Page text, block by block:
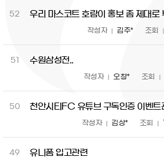
52 우리 마스코트 호람이 홍보 좀 제대로
조회
작성자 김주*
51 수원삼성전..
조회
작성자 오창*
50 천안시티FC 유튜브 구독인증 이벤트
조회
작성자 김상*
49 유니폼 입고관련